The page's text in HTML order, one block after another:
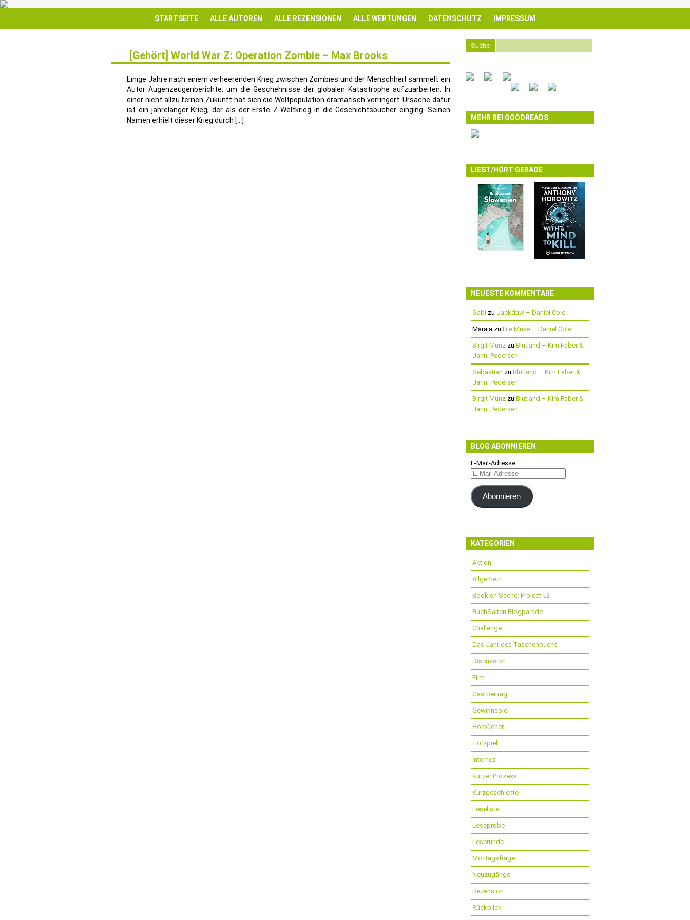
STARTSEITE ALLE AUTOREN ALLE REZENSIONEN ALLE WERTUNGEN DATENSCHUTZ IMPRESSUM
[Gehört] World War Z: Operation Zombie – Max Brooks
Einige Jahre nach einem verheerenden Krieg zwischen Zombies und der Menschheit sammelt ein
Autor Augenzeugenberichte, um die Geschehnisse der globalen Katastrophe aufzuarbeiten. In
einer nicht allzu fernen Zukunft hat sich die Weltpopulation dramatisch verringert. Ursache dafür
ist ein jahrelanger Krieg, der als der Erste Z-Weltkrieg in die Geschichtsbücher einging. Seinen
Namen erhielt dieser Krieg durch […]
Suche
MEHR BEI GOODREADS
LIEST/HÖRT GERADE
NEUESTE KOMMENTARE
Gabi zu Jackdaw – Daniel Cole
Maraia zu Die Muse – Daniel Cole
Birgit Münz zu Blutland – Kim Faber &
Janni Pedersen
Sebastian zu Blutland – Kim Faber &
Janni Pedersen
Birgit Münz zu Blutland – Kim Faber &
Janni Pedersen
BLOG ABONNIEREN
E-Mail-Adresse
Abonnieren
KATEGORIEN
Aktion
Allgemein
Bookish Scene: Project 52
BuchSaiten Blogparade
Challenge
Das Jahr des Taschenbuchs
Discussion
Film
Gastbeitrag
Gewinnspiel
Hörbücher
Hörspiel
Internes
Kurzer Prozess
Kurzgeschichte
Leseliste
Leseprobe
Leserunde
Montagsfrage
Neuzugänge
Rezension
Rückblick